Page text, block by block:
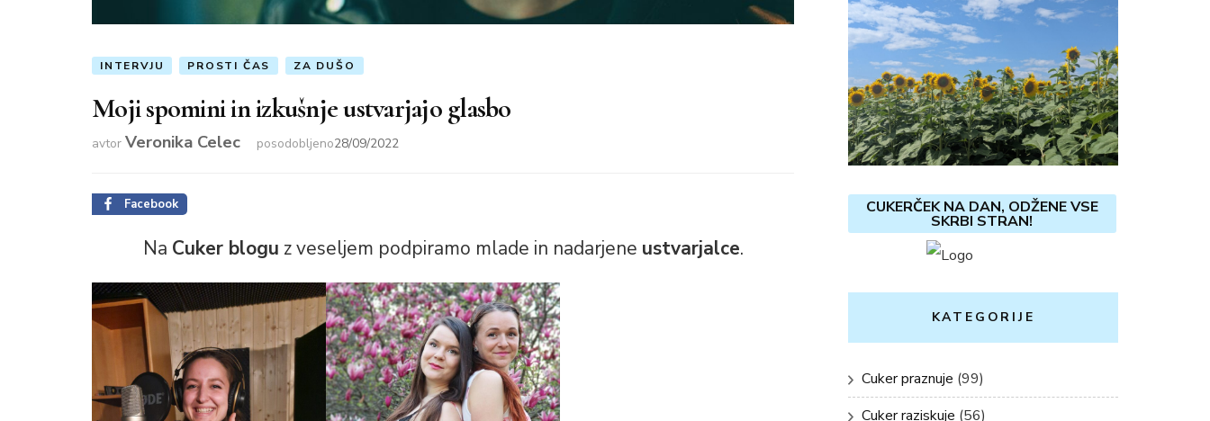
INTERVJU PROSTI ČAS ZA DUŠO
Moji spomini in izkušnje ustvarjajo glasbo
avtor Veronika Celec posodobljeno28/09/2022
Facebook
Na Cuker blogu z veseljem podpiramo mlade in nadarjene ustvarjalce.
CUKERČEK NA DAN, ODŽENE VSE
SKRBI STRAN!
KATEGORIJE
Cuker praznuje (99)
Cuker raziskuje (56)